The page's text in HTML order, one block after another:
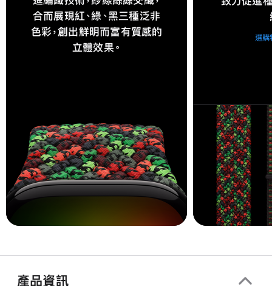
合而展現紅、綠、黑三種泛非
色彩，創出鮮明而富有質感的
立體效果。
選購
產品資訊